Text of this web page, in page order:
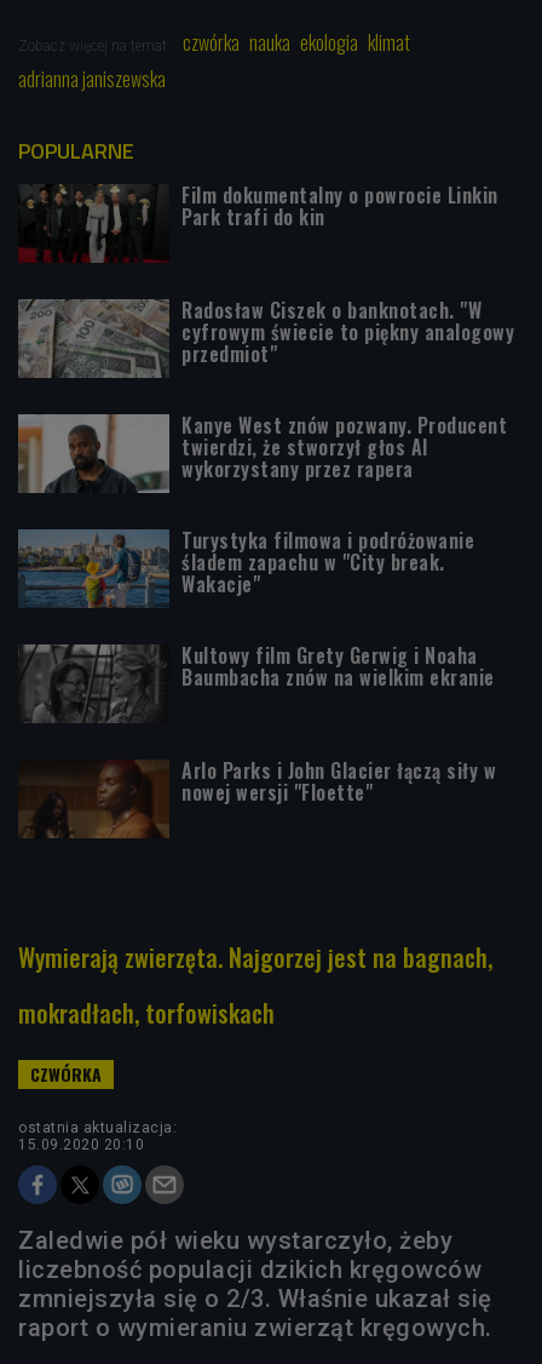
Zobacz więcej na temat: czwórka nauka ekologia klimat
adrianna janiszewska
POPULARNE
Film dokumentalny o powrocie Linkin
Park trafi do kin
Radosław Ciszek o banknotach. "W
cyfrowym świecie to piękny analogowy
przedmiot"
Kanye West znów pozwany. Producent
twierdzi, że stworzył głos AI
wykorzystany przez rapera
Turystyka filmowa i podróżowanie
śladem zapachu w "City break.
Wakacje"
Kultowy film Grety Gerwig i Noaha
Baumbacha znów na wielkim ekranie
Arlo Parks i John Glacier łączą siły w
nowej wersji "Floette"
Wymierają zwierzęta. Najgorzej jest na bagnach,
mokradłach, torfowiskach
ostatnia aktualizacja:
15.09.2020 20:10
Zaledwie pół wieku wystarczyło, żeby
liczebność populacji dzikich kręgowców
zmniejszyła się o 2/3. Właśnie ukazał się
raport o wymieraniu zwierząt kręgowych.